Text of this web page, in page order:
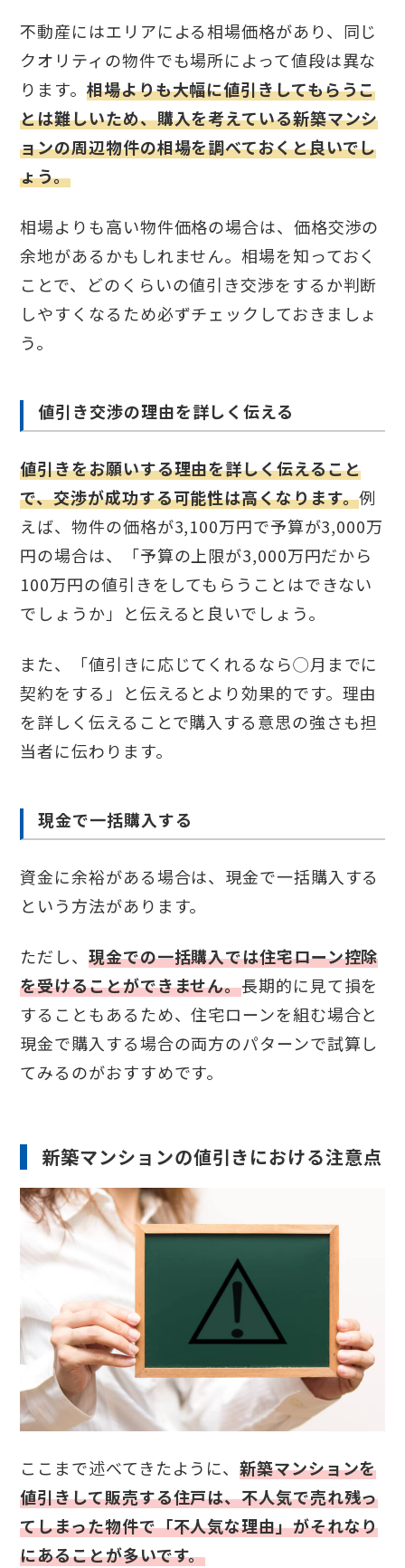
不動産にはエリアによる相場価格があり、同じ
クオリティの物件でも場所によって値段は異な
ります。相場よりも大幅に値引きしてもらうこ
とは難しいため、購入を考えている新築マンシ
ョンの周辺物件の相場を調べておくと良いでし
ょう。
相場よりも高い物件価格の場合は、価格交渉の
余地があるかもしれません。相場を知っておく
ことで、どのくらいの値引き交渉をするか判断
しやすくなるため必ずチェックしておきましょ
う。
値引き交渉の理由を詳しく伝える
値引きをお願いする理由を詳しく伝えること
で、交渉が成功する可能性は高くなります。例
えば、物件の価格が3,100万円で予算が3,000万
円の場合は、「予算の上限が3,000万円だから
100万円の値引きをしてもらうことはできない
でしょうか」と伝えると良いでしょう。
また、「値引きに応じてくれるなら◯月までに
契約をする」と伝えるとより効果的です。理由
を詳しく伝えることで購入する意思の強さも担
当者に伝わります。
現金で一括購入する
資金に余裕がある場合は、現金で一括購入する
という方法があります。
ただし、現金での一括購入では住宅ローン控除
を受けることができません。長期的に見て損を
することもあるため、住宅ローンを組む場合と
現金で購入する場合の両方のパターンで試算し
てみるのがおすすめです。
新築マンションの値引きにおける注意点
ここまで述べてきたように、新築マンションを
値引きして販売する住戸は、不人気で売れ残っ
てしまった物件で「不人気な理由」がそれなり
にあることが多いです。